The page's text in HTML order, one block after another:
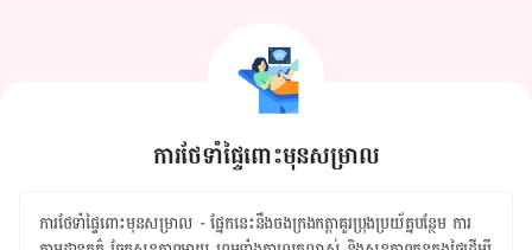
ការថែទាំផ្ទៃពោះមុនសម្រាល
ការថែទាំផ្ទៃពោះមុនសម្រាល - ផ្នែក​នេះ​នឹង​ចងក្រង​កត្តា​គួរ​ប្រុងប្រយ័ត្ន​បន្ថែម ការ​